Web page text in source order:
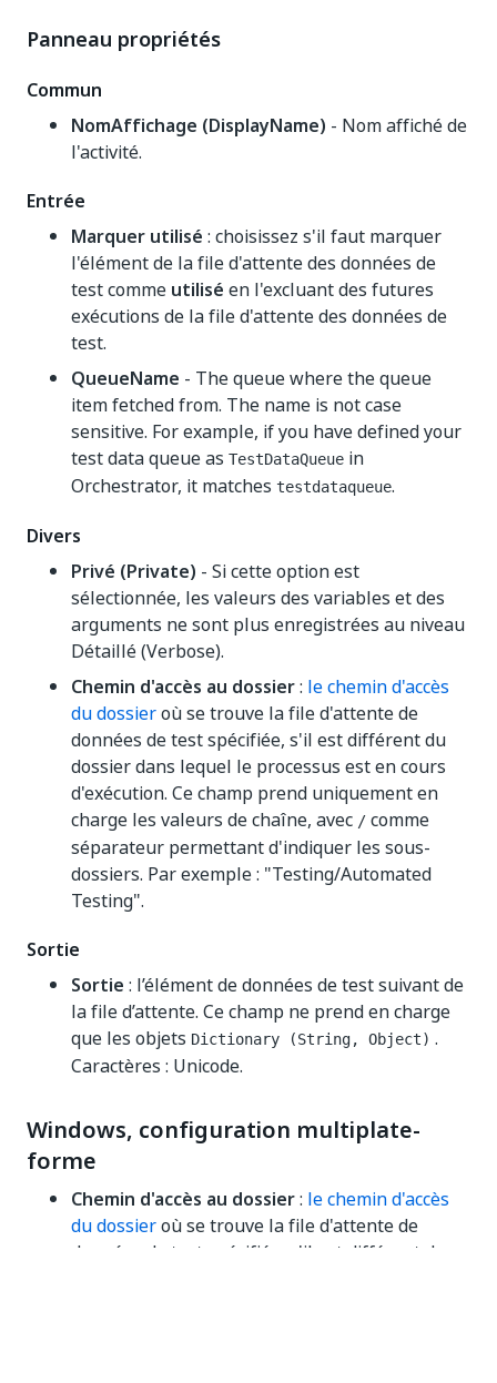
Panneau propriétés
Commun
NomAffichage (DisplayName) - Nom affiché de
l'activité.
Entrée
Marquer utilisé : choisissez s'il faut marquer
l'élément de la file d'attente des données de
test comme utilisé en l'excluant des futures
exécutions de la file d'attente des données de
test.
QueueName - The queue where the queue
item fetched from. The name is not case
sensitive. For example, if you have defined your
test data queue as TestDataQueue in
Orchestrator, it matches testdataqueue.
Divers
Privé (Private) - Si cette option est
sélectionnée, les valeurs des variables et des
arguments ne sont plus enregistrées au niveau
Détaillé (Verbose).
Chemin d'accès au dossier: le chemin d'accès
du dossieroù se trouve la file d'attente de
données de test spécifiée, s'il est différent du
dossier dans lequel le processus est en cours
d'exécution. Ce champ prend uniquement en
charge les valeurs de chaîne, avec / comme
séparateur permettant d'indiquer les sous-
dossiers. Par exemple : "Testing/Automated
Testing".
Sortie
Sortie : l’élément de données de test suivant de
la file d’attente. Ce champ ne prend en charge
que les objets Dictionary (String, Object) .
Caractères : Unicode.
Windows, configuration multiplate-
forme
Chemin d'accès au dossier: le chemin d'accès
du dossieroù se trouve la file d'attente de
données de test spécifiée, s'il est différent du